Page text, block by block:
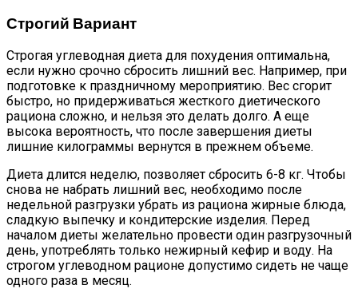
Строгий Вариант
Строгая углеводная диета для похудения оптимальна,
если нужно срочно сбросить лишний вес. Например, при
подготовке к праздничному мероприятию. Вес сгорит
быстро, но придерживаться жесткого диетического
рациона сложно, и нельзя это делать долго. А еще
высока вероятность, что после завершения диеты
лишние килограммы вернутся в прежнем объеме.
Диета длится неделю, позволяет сбросить 6-8 кг. Чтобы
снова не набрать лишний вес, необходимо после
недельной разгрузки убрать из рациона жирные блюда,
сладкую выпечку и кондитерские изделия. Перед
началом диеты желательно провести один разгрузочный
день, употреблять только нежирный кефир и воду. На
строгом углеводном рационе допустимо сидеть не чаще
одного раза в месяц.